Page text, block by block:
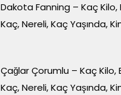
Dakota Fanning – Kaç Kilo,
Kaç, Nereli, Kaç Yaşında,
Çağlar Çorumlu – Kaç Kilo,
Kaç, Nereli, Kaç Yaşında,